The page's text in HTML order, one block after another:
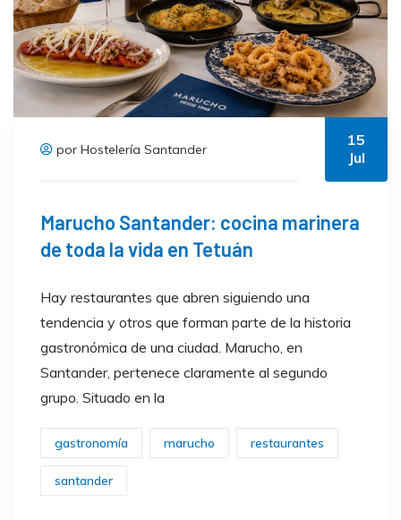
por Hostelería Santander
15
Jul
Marucho Santander: cocina marinera
de toda la vida en Tetuán
Hay restaurantes que abren siguiendo una
tendencia y otros que forman parte de la historia
gastronómica de una ciudad. Marucho, en
Santander, pertenece claramente al segundo
grupo. Situado en la
gastronomía marucho restaurantes
santander